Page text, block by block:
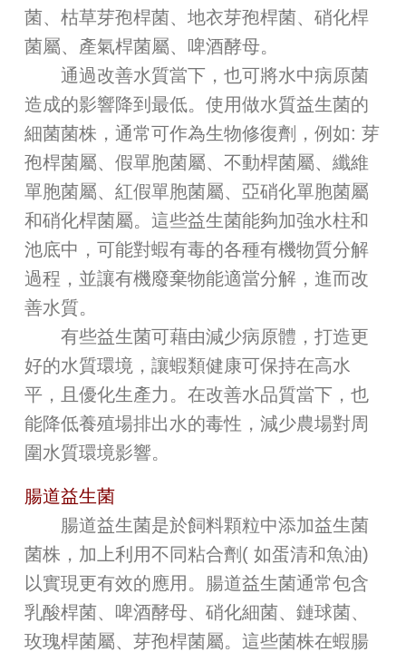
菌、枯草芽孢桿菌、地衣芽孢桿菌、硝化桿
菌屬、產氣桿菌屬、啤酒酵母。
通過改善水質當下，也可將水中病原菌
造成的影響降到最低。使用做水質益生菌的
細菌菌株，通常可作為生物修復劑，例如: 芽
孢桿菌屬、假單胞菌屬、不動桿菌屬、纖維
單胞菌屬、紅假單胞菌屬、亞硝化單胞菌屬
和硝化桿菌屬。這些益生菌能夠加強水柱和
池底中，可能對蝦有毒的各種有機物質分解
過程，並讓有機廢棄物能適當分解，進而改
善水質。
有些益生菌可藉由減少病原體，打造更
好的水質環境，讓蝦類健康可保持在高水
平，且優化生產力。在改善水品質當下，也
能降低養殖場排出水的毒性，減少農場對周
圍水質環境影響。
腸道益生菌
腸道益生菌是於飼料顆粒中添加益生菌
菌株，加上利用不同粘合劑( 如蛋清和魚油)
以實現更有效的應用。腸道益生菌通常包含
乳酸桿菌、啤酒酵母、硝化細菌、鏈球菌、
玫瑰桿菌屬、芽孢桿菌屬。這些菌株在蝦腸